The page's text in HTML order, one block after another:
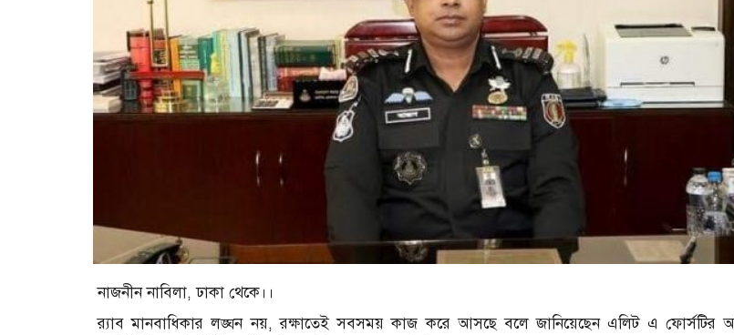
নাজনীন নাবিলা, ঢাকা থেকে।।
র‌্যাব মানবাধিকার লঙ্ঘন নয়, রক্ষাতেই সবসময় কাজ করে আসছে বলে জানিয়েছেন এলিট এ ফোর্সটির